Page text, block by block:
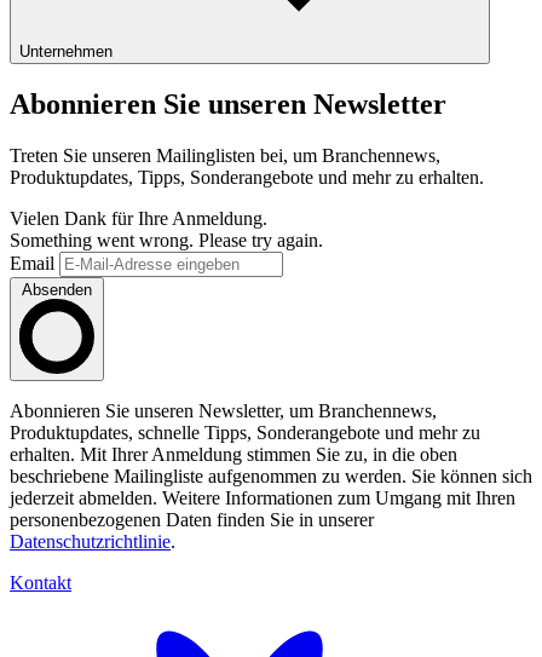
Unternehmen
Abonnieren Sie unseren Newsletter
Treten Sie unseren Mailinglisten bei, um Branchennews,
Produktupdates, Tipps, Sonderangebote und mehr zu erhalten.
Vielen Dank für Ihre Anmeldung.
Something went wrong. Please try again.
Email
Absenden
Abonnieren Sie unseren Newsletter, um Branchennews,
Produktupdates, schnelle Tipps, Sonderangebote und mehr zu
erhalten. Mit Ihrer Anmeldung stimmen Sie zu, in die oben
beschriebene Mailingliste aufgenommen zu werden. Sie können sich
jederzeit abmelden. Weitere Informationen zum Umgang mit Ihren
personenbezogenen Daten finden Sie in unserer
Datenschutzrichtlinie.
Kontakt